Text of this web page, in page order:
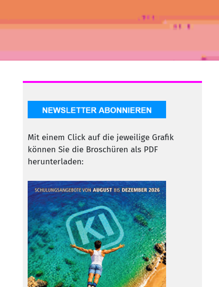
Mit einem Click auf die jeweilige Grafik
können Sie die Broschüren als PDF
herunterladen: